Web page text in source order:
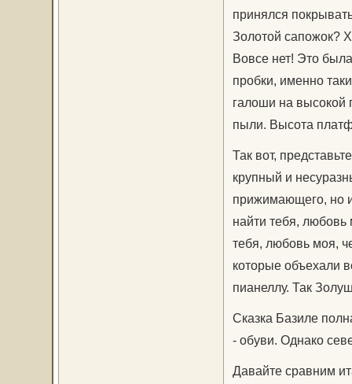
принялся
Золотой сапожок?
Вовсе нет! Это
пробки, именно
галоши на высокой
пыли. Высота
Так вот,
крупный и
прижимающего, но
найти тебя, любовь
тебя, любовь моя,
которые объехали
пианеллу. Так
Сказка Базиле
- обуви. Однако
Давайте сравним